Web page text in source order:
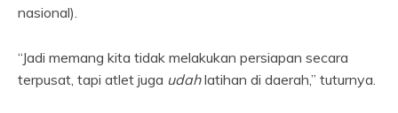
nasional).
“Jadi memang kita tidak melakukan persiapan secara
terpusat, tapi atlet juga udahlatihan di daerah,” tuturnya.